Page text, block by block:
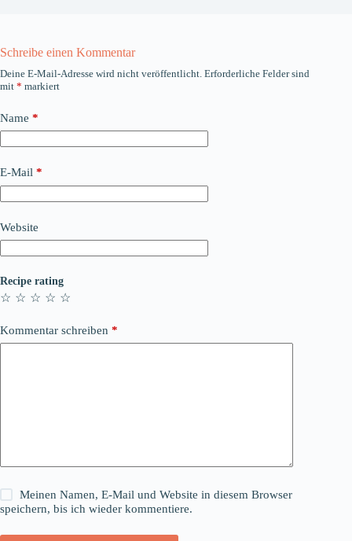
Schreibe einen Kommentar
Deine E-Mail-Adresse wird nicht veröffentlicht. Erforderliche Felder sind
mit * markiert
Name *
E-Mail *
Website
Recipe rating
☆
☆
☆
☆
☆
Kommentar schreiben *
Meinen Namen, E-Mail und Website in diesem Browser
speichern, bis ich wieder kommentiere.